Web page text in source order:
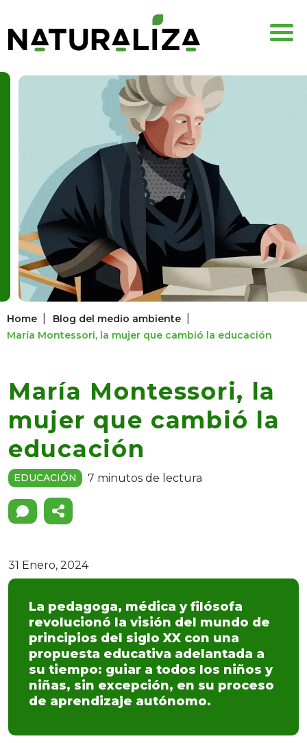
Home Blog del medio ambiente
María Montessori, la mujer que cambió la educación
María Montessori, la
mujer que cambió la
educación
EDUCACIÓN 7 minutos de lectura
31 Enero, 2024
La pedagoga, médica y filósofa
revolucionó la visión del mundo de
principios del siglo XX con una
propuesta educativa adelantada a
su tiempo: guiar a todos los niños y
niñas, sin excepción, en su proceso
de aprendizaje autónomo.